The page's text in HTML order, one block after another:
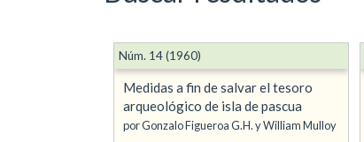
Medidas a fin de salvar el tesoro
arqueológico de isla de pascua
por Gonzalo Figueroa G.H. y William Mulloy
Núm. 14 (1960)